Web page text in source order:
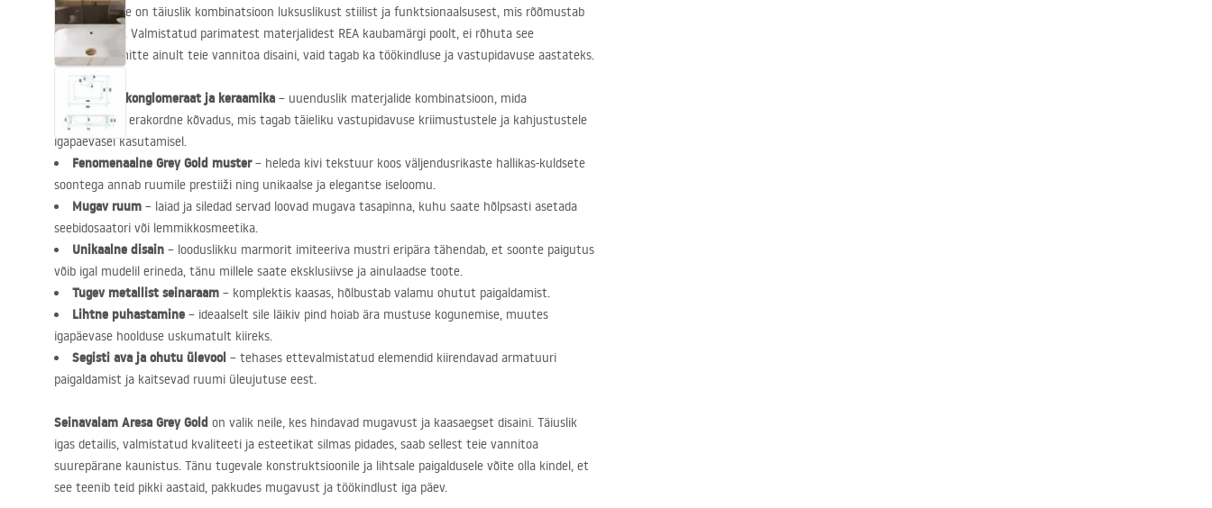
Grey Gold
. See on täiuslik kombinatsioon luksuslikust stiilist ja funktsionaalsusest, mis rõõmustab
iga kasutajat. Valmistatud parimatest materjalidest REA kaubamärgi poolt, ei rõhuta see
seinavalam mitte ainult teie vannitoa disaini, vaid tagab ka töökindluse ja vastupidavuse aastateks.
Kvartsist konglomeraat ja keraamika – uuenduslik materjalide kombinatsioon, mida
iseloomustab erakordne kõvadus, mis tagab täieliku vastupidavuse kriimustustele ja kahjustustele
igapäevasel kasutamisel.
Fenomenaalne Grey Gold muster– heleda kivi tekstuur koos väljendusrikaste hallikas-kuldsete
soontega annab ruumile prestiiži ning unikaalse ja elegantse iseloomu.
Mugav ruum – laiad ja siledad servad loovad mugava tasapinna, kuhu saate hõlpsasti asetada
seebidosaatori või lemmikkosmeetika.
Unikaalne disain – looduslikku marmorit imiteeriva mustri eripära tähendab, et soonte paigutus
võib igal mudelil erineda, tänu millele saate eksklusiivse ja ainulaadse toote.
Tugev metallist seinaraam – komplektis kaasas, hõlbustab valamu ohutut paigaldamist.
Lihtne puhastamine – ideaalselt sile läikiv pind hoiab ära mustuse kogunemise, muutes
igapäevase hoolduse uskumatult kiireks.
Segisti ava ja ohutu ülevool – tehases ettevalmistatud elemendid kiirendavad armatuuri
paigaldamist ja kaitsevad ruumi üleujutuse eest.
Seinavalam Aresa Grey Gold on valik neile, kes hindavad mugavust ja kaasaegset disaini. Täiuslik
igas detailis, valmistatud kvaliteeti ja esteetikat silmas pidades, saab sellest teie vannitoa
suurepärane kaunistus. Tänu tugevale konstruktsioonile ja lihtsale paigaldusele võite olla kindel, et
see teenib teid pikki aastaid, pakkudes mugavust ja töökindlust iga päev.